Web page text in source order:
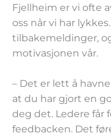
Fjellheim er vi ofte
oss når vi har
tilbakemeldinger,
motivasjonen vår.
– Det er lett å
at du har gjort en
deg det. Ledere får
feedbacken. Det